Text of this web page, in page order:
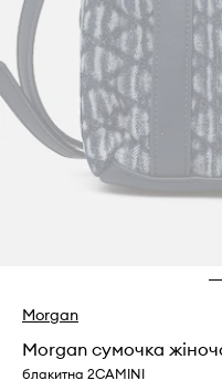
Morgan
Morgan сумочка
блакитна 2CAMINI